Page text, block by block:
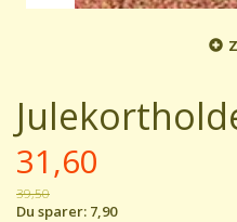
31,60
39,50
Du sparer: 7,90